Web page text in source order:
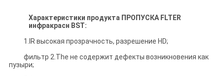
Характеристики продукта ПРОПУСКА FLTER
инфракрасн BST:
1.IR высокая прозрачность, разрешение HD;
фильтр 2.The не содержит дефекты возникновения как
пузыри;